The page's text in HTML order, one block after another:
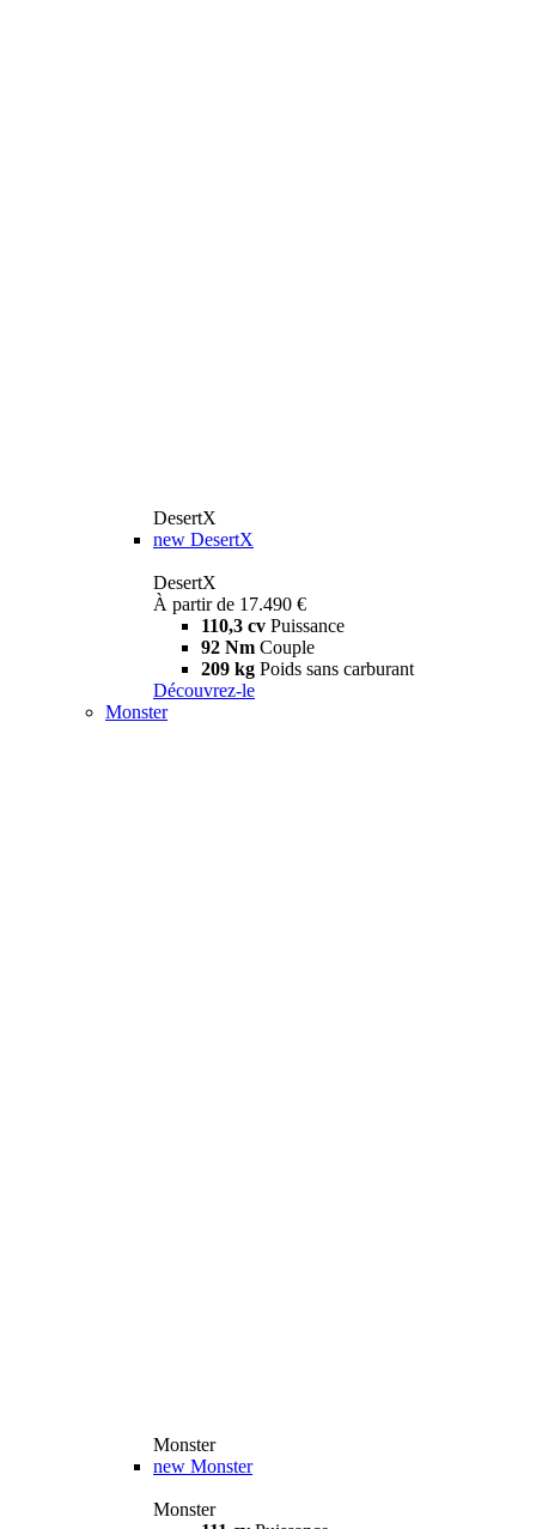
DesertX
new DesertX
DesertX
À partir de 17.490 €
110,3 cv Puissance
92 Nm Couple
209 kg Poids sans carburant
Découvrez-le
Monster
Monster
new Monster
Monster